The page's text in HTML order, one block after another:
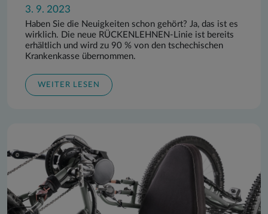
3. 9. 2023
Haben Sie die Neuigkeiten schon gehört? Ja, das ist es
wirklich. Die neue RÜCKENLEHNEN-Linie ist bereits
erhältlich und wird zu 90 % von den tschechischen
Krankenkasse übernommen.
WEITER LESEN